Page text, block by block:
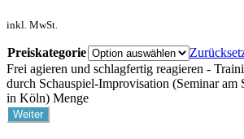
inkl. MwSt.
Preiskategorie
Frei agieren und schlagfertig reagieren -
durch Schauspiel-Improvisation (Seminar am
in Köln) Menge
Weiter